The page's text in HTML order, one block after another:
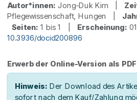
Autor*innen: Jong-Duk Kim |
Pflegewissenschaft, Hungen |
Seiten: 1 bis 1 | Erscheinung:
10.3936/docid200896
Erwerb der Online-Version als
Hinweis: Der Download des
sofort nach dem Kauf/Zahlung